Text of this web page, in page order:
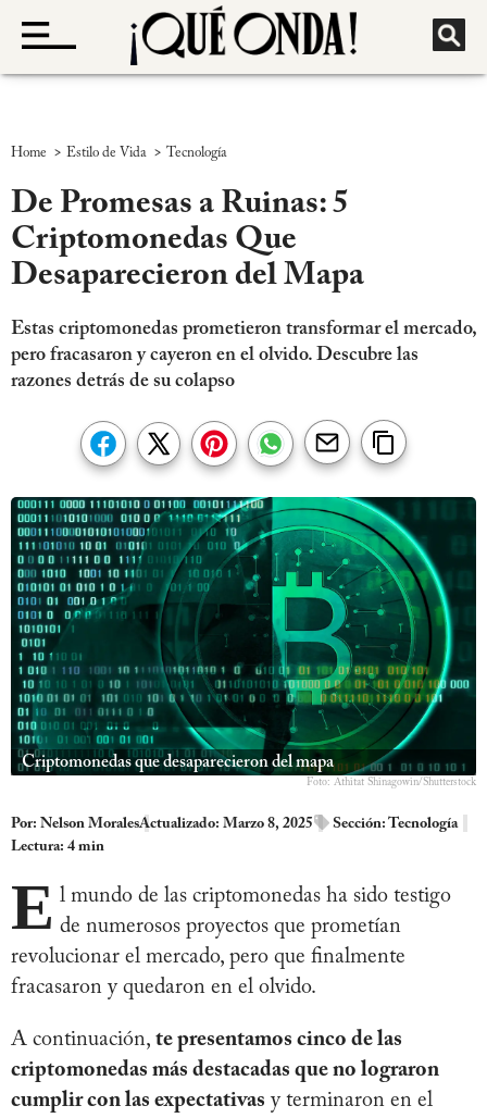
Home > Estilo de Vida > Tecnología
De Promesas a Ruinas: 5
Criptomonedas Que
Desaparecieron del Mapa
Estas criptomonedas prometieron transformar el mercado,
pero fracasaron y cayeron en el olvido. Descubre las
razones detrás de su colapso
Criptomonedas que desaparecieron del mapa
Foto: Athitat Shinagowin/Shutterstock
Por: Nelson MoralesActualizado: Marzo 8, 2025 Sección: Tecnología
Lectura: 4 min
E l mundo de las criptomonedas ha sido testigo
de numerosos proyectos que prometían
revolucionar el mercado, pero que finalmente
fracasaron y quedaron en el olvido.
A continuación, te presentamos cinco de las
criptomonedas más destacadas que no lograron
cumplir con las expectativas y terminaron en el